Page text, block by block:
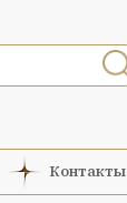
Контакты